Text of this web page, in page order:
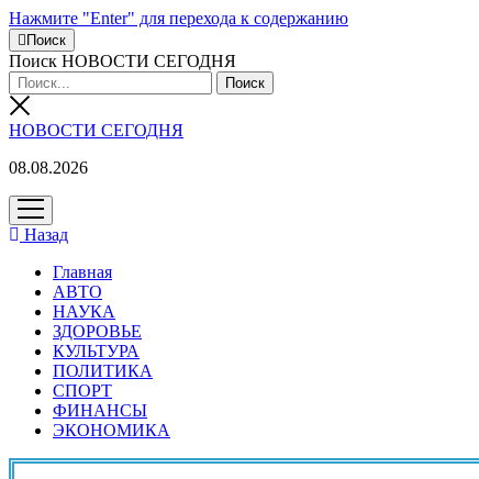
Нажмите "Enter" для перехода к содержанию
Поиск
Поиск НОВОСТИ СЕГОДНЯ
НОВОСТИ СЕГОДНЯ
08.08.2026
открыть
меню
Назад
Главная
АВТО
НАУКА
ЗДОРОВЬЕ
КУЛЬТУРА
ПОЛИТИКА
СПОРТ
ФИНАНСЫ
ЭКОНОМИКА